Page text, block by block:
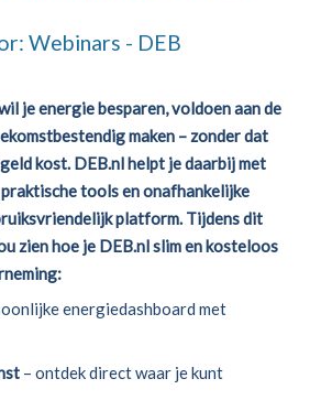
Webinars - DEB
je energie besparen, voldoen aan de
maken – zonder dat
kost. DEB.nl helpt je daarbij met
tools en onafhankelijke
platform. Tijdens dit
zien hoe je DEB.nl slim en kosteloos
energiedashboard met
– ontdek direct waar je kunt